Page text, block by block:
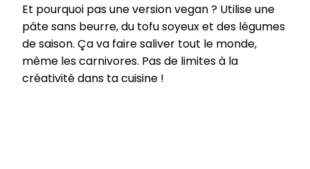
Et pourquoi pas une version vegan ? Utilise une
pâte sans beurre, du tofu soyeux et des légumes
de saison. Ça va faire saliver tout le monde,
même les carnivores. Pas de limites à la
créativité dans ta cuisine !